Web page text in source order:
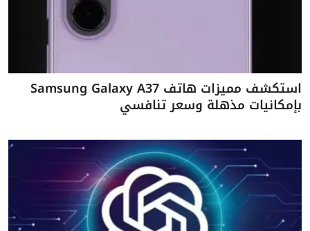
استكشف مميزات هاتف Samsung Galaxy A37
بإمكانيات مذهلة وسعر تنافسي